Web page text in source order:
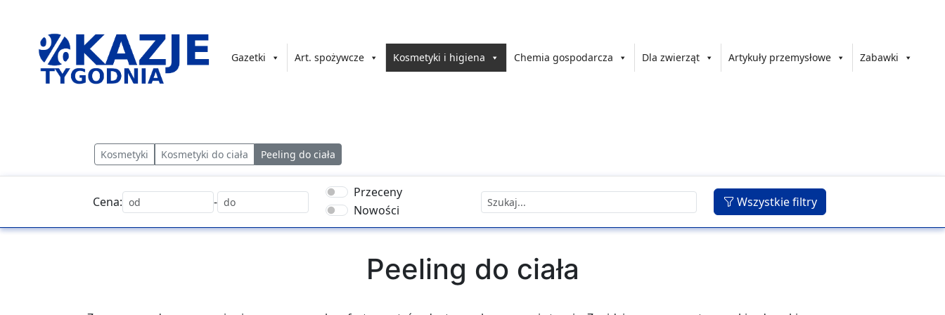
Gazetki Art. spożywcze Kosmetyki i higiena Chemia gospodarcza Dla zwierząt Artykuły przemysłowe Zabawki
Kosmetyki Kosmetyki do ciała Peeling do ciała
Cena: -
Przeceny
Nowości
Wszystkie filtry
Peeling do ciała